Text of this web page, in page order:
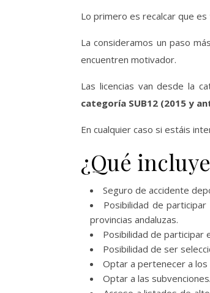
Lo primero es recalcar que
La consideramos un paso
encuentren motivador.
Las licencias van desde la
categoría SUB12 (2015 y
En cualquier caso si estáis
¿Qué
Seguro de accidente
Posibilidad de
provincias andaluzas.
Posibilidad de participar
Posibilidad de ser
Optar a pertenecer a los
Optar a las